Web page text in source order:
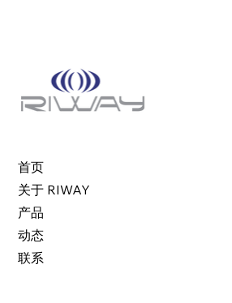
首页
关于 RIWAY
产品
动态
联系